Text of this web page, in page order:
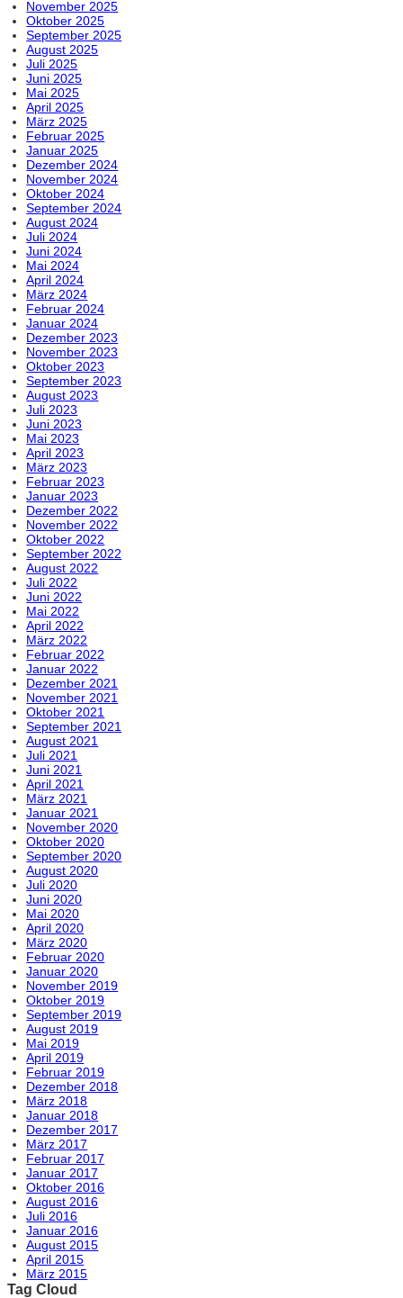
November 2025
Oktober 2025
September 2025
August 2025
Juli 2025
Juni 2025
Mai 2025
April 2025
März 2025
Februar 2025
Januar 2025
Dezember 2024
November 2024
Oktober 2024
September 2024
August 2024
Juli 2024
Juni 2024
Mai 2024
April 2024
März 2024
Februar 2024
Januar 2024
Dezember 2023
November 2023
Oktober 2023
September 2023
August 2023
Juli 2023
Juni 2023
Mai 2023
April 2023
März 2023
Februar 2023
Januar 2023
Dezember 2022
November 2022
Oktober 2022
September 2022
August 2022
Juli 2022
Juni 2022
Mai 2022
April 2022
März 2022
Februar 2022
Januar 2022
Dezember 2021
November 2021
Oktober 2021
September 2021
August 2021
Juli 2021
Juni 2021
April 2021
März 2021
Januar 2021
November 2020
Oktober 2020
September 2020
August 2020
Juli 2020
Juni 2020
Mai 2020
April 2020
März 2020
Februar 2020
Januar 2020
November 2019
Oktober 2019
September 2019
August 2019
Mai 2019
April 2019
Februar 2019
Dezember 2018
März 2018
Januar 2018
Dezember 2017
März 2017
Februar 2017
Januar 2017
Oktober 2016
August 2016
Juli 2016
Januar 2016
August 2015
April 2015
März 2015
Tag Cloud